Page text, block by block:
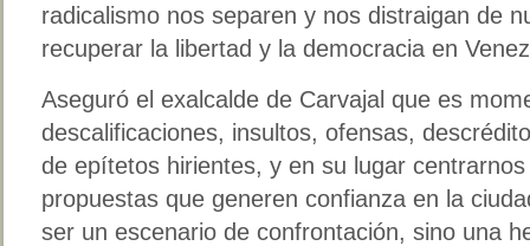
radicalismo nos separen y nos distraigan de
recuperar la libertad y la democracia en
Aseguró el exalcalde de Carvajal que es
descalificaciones, insultos, ofensas,
de epítetos hirientes, y en su lugar
propuestas que generen confianza en la
ser un escenario de confrontación, sino una